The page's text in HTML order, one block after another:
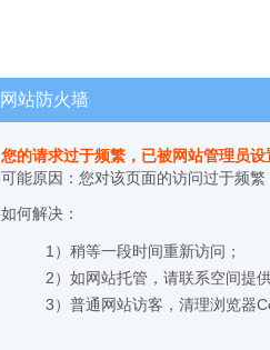
网站防火墙
您的请求过于频繁，已被网站管理员设
可能原因：您对该页面的访问过于频繁
如何解决：
1）稍等一段时间重新访问；
2）如网站托管，请联系空间提供
3）普通网站访客，清理浏览器